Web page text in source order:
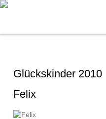
Glückskinder 2010
Felix